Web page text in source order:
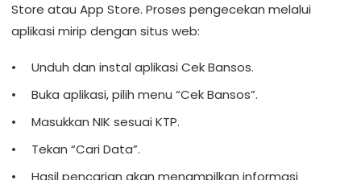
Store atau App Store. Proses pengecekan melalui
aplikasi mirip dengan situs web:
Unduh dan instal aplikasi Cek Bansos.
Buka aplikasi, pilih menu “Cek Bansos”.
Masukkan NIK sesuai KTP.
Tekan “Cari Data”.
Hasil pencarian akan menampilkan informasi